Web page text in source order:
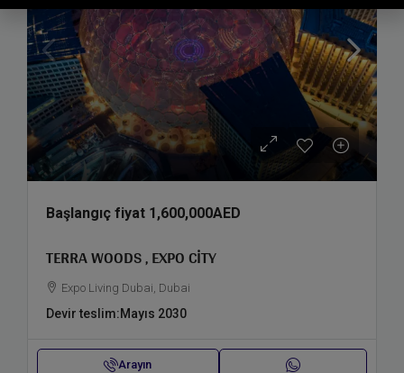
Başlangıç fiyat 1,600,000AED
TERRA WOODS , EXPO CITY
Expo Living Dubai, Dubai
Devir teslim:Mayıs 2030
Arayın